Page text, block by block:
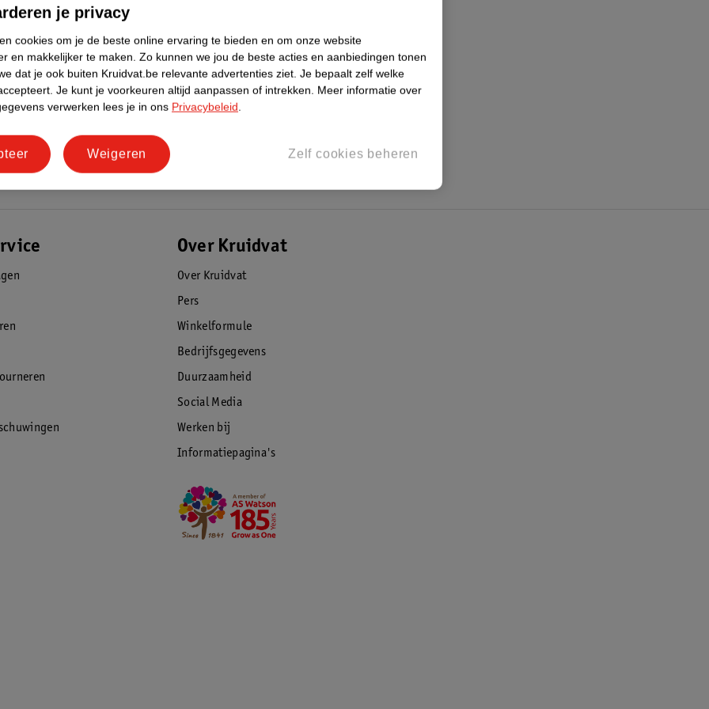
Ceramide Protect Face Serum?
of afdrogen. Overmatige blootstellingOver Kruidvat
Over Kruidvat
Pers
Winkelformule
Bedrijfsgegevens
Duurzaamheid
Social Media
Werken bij
Informatiepagina's
je privacy
cookies om je de beste online ervaring te bieden en om onze website
en makkelijker te maken. Zo kunnen we jou de beste acties en aanbiedingen tonen
dat je ook buiten Kruidvat.be relevante advertenties ziet. Je bepaalt zelf welke
Je kunt je voorkeuren altijd aanpassen of intrekken. Meer informatie over
verwerken lees je in ons Privacybeleid.
Zelf cookies beheren
Weigeren